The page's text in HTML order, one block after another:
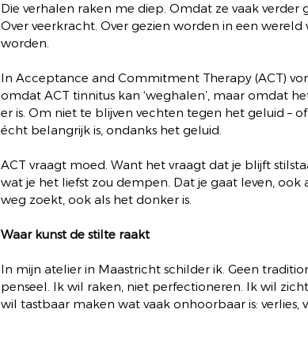
Die verhalen raken me diep. Omdat ze vaak
Over veerkracht. Over gezien worden in een
worden.
In Acceptance and Commitment Therapy (ACT)
omdat ACT tinnitus kan ‘weghalen’, maar omdat
er is. Om niet te blijven vechten tegen het geluid –
écht belangrijk is, ondanks het geluid.
ACT vraagt moed. Want het vraagt dat je blijft
wat je het liefst zou dempen. Dat je gaat leven, ook
weg zoekt, ook als het donker is.
Waar kunst de stilte raakt
In mijn atelier in Maastricht schilder ik. Geen
penseel. Ik wil raken, niet perfectioneren. Ik wil
wil tastbaar maken wat vaak onhoorbaar is: verlies,